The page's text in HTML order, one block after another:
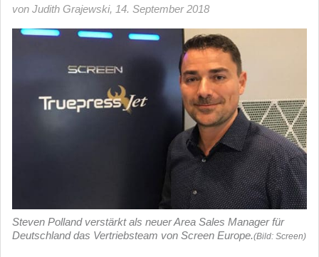
von Judith Grajewski, 14. September 2018
Steven Polland verstärkt als neuer Area Sales Manager für
Deutschland das Vertriebsteam von Screen Europe.(Bild: Screen)